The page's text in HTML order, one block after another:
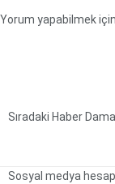
Yorum yapabilmek için
Sıradaki Haber
Sosyal medya